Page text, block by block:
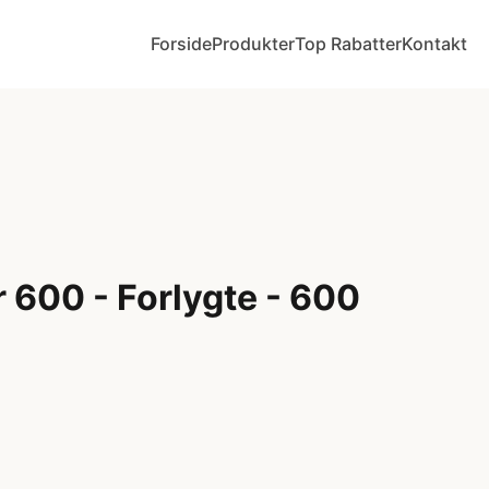
ForsideProdukterTop RabatterKontakt
600 - Forlygte - 600